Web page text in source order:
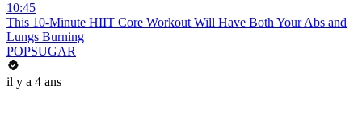
10:45
This 10-Minute HIIT Core Workout Will Have Both Your Abs and
Lungs Burning
POPSUGAR
il y a 4 ans